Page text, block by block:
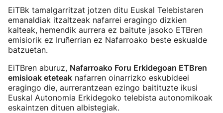
EiTBk tamalgarritzat jotzen ditu Euskal Telebistaren
emanaldiak itzaltzeak nafarrei eragingo dizkien
kalteak, hemendik aurrera ez baitute jasoko ETBren
emisiorik ez Iruñerrian ez Nafarroako beste eskualde
batzuetan.
EiTBren aburuz, Nafarroako Foru Erkidegoan ETBren
emisioak eteteak nafarren oinarrizko eskubideei
eragingo die, aurrerantzean ezingo baitituzte ikusi
Euskal Autonomia Erkidegoko telebista autonomikoak
eskaintzen dituen albistegiak.